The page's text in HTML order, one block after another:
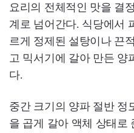
요리의 전체적인 맛을 결
계로 넘어간다. 식당에서
르게 정제된 설탕이나 끈
고 믹서기에 갈아 만든 양
다.
중간 크기의 양파 절반 정
을 곱게 갈아 액체 상태로